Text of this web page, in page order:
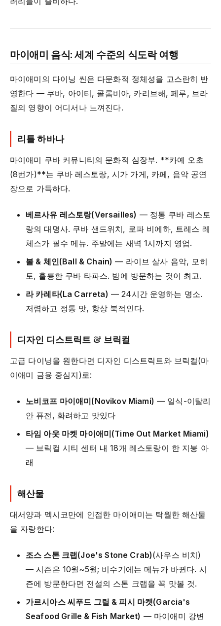
마이애미 음식: 세계 수준의 식도락 여행
마이애미의 다이닝 씬은 다문화적 정체성을 고스란히 반
영한다 — 쿠바, 아이티, 콜롬비아, 카리브해, 페루, 브라
질의 영향이 어디서나 느껴진다.
리틀 하바나
마이애미 쿠바 커뮤니티의 문화적 심장부. **카예 오초
(8번가)**는 쿠바 레스토랑, 시가 가게, 카페, 음악 공연
장으로 가득하다.
베르사유 레스토랑(Versailles) — 정통 쿠바 레스토
랑의 대명사. 쿠바 샌드위치, 로파 비에하, 트레스 레
체스가 필수 메뉴. 주말에는 새벽 1시까지 영업.
볼 & 체인(Ball & Chain) — 라이브 살사 음악, 모히
토, 훌륭한 쿠바 타파스. 밤에 방문하는 것이 최고.
라 카레타(La Carreta) — 24시간 운영하는 명소.
저렴하고 정통 맛, 항상 북적인다.
디자인 디스트릭트 & 브릭컬
고급 다이닝을 원한다면 디자인 디스트릭트와 브릭컬(마
이애미 금융 중심지)로:
노비코프 마이애미(Novikov Miami) — 일식-이탈리
안 퓨전, 화려하고 맛있다
타임 아웃 마켓 마이애미(Time Out Market Miami)
— 브릭컬 시티 센터 내 18개 레스토랑이 한 지붕 아
래
해산물
대서양과 멕시코만에 인접한 마이애미는 탁월한 해산물
을 자랑한다:
조스 스톤 크랩(Joe's Stone Crab)(사우스 비치)
— 시즌은 10월~5월; 비수기에는 메뉴가 바뀐다. 시
즌에 방문한다면 전설의 스톤 크랩을 꼭 맛볼 것.
가르시아스 씨푸드 그릴 & 피시 마켓(Garcia's
Seafood Grille & Fish Market) — 마이애미 강변